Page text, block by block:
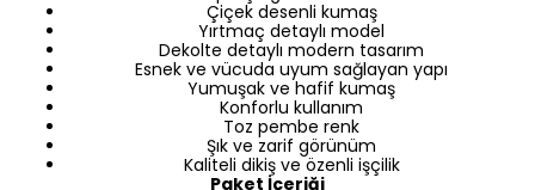
Çiçek desenli kumaş
Yırtmaç detaylı model
Dekolte detaylı modern tasarım
Esnek ve vücuda uyum sağlayan yapı
Yumuşak ve hafif kumaş
Konforlu kullanım
Toz pembe renk
Şık ve zarif görünüm
Kaliteli dikiş ve özenli işçilik
Paket İçeriği